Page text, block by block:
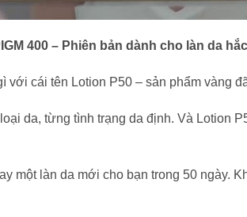
400 – Phiên bản dành cho làn da
cái tên Lotion P50 – sản phẩm vàng
da, từng tình trạng da định. Và Lotion
một làn da mới cho bạn trong 50 ngày.